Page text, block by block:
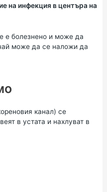
на инфекция в центъра на
е болезнено и може да
може да се наложи да
канал) се
в устата и нахлуват в